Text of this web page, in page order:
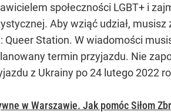
społeczności LGBT+ i
Aby wziąć udział,
Queer Station. W wiadomości
termin przyjazdu. Nie
z Ukrainy po 24 lutego 2022
w Warszawie. Jak pomóc Siłom